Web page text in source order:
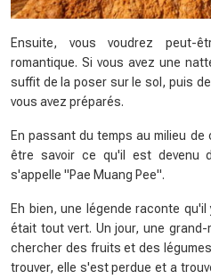
Ensuite, vous voudrez peut-
romantique. Si vous avez une
suffit de la poser sur le sol, puis
vous avez préparés.
En passant du temps au milieu
être savoir ce qu'il est devenu
s'appelle "Pae Muang Pee".
Eh bien, une légende raconte
était tout vert. Un jour, une
chercher des fruits et des
trouver, elle s'est perdue et a